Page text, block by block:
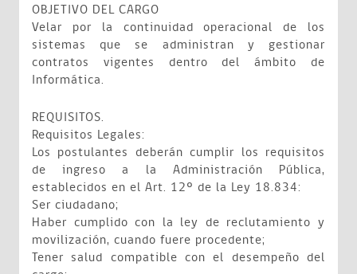
OBJETIVO DEL CARGO
Velar por la continuidad operacional de los
sistemas que se administran y gestionar
contratos vigentes dentro del ámbito de
Informática.
REQUISITOS.
Requisitos Legales:
Los postulantes deberán cumplir los requisitos
de ingreso a la Administración Pública,
establecidos en el Art. 12º de la Ley 18.834:
Ser ciudadano;
Haber cumplido con la ley de reclutamiento y
movilización, cuando fuere procedente;
Tener salud compatible con el desempeño del